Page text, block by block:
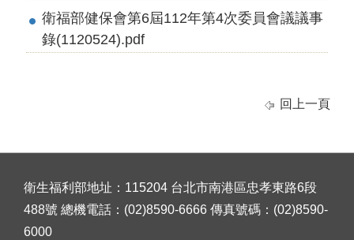
衛福部健保會第6屆112年第4次委員會議議事
錄(1120524).pdf
回上一頁
衛生福利部地址：115204 台北市南港區忠孝東路6段
488號 總機電話：(02)8590-6666 傳真號碼：(02)8590-
6000